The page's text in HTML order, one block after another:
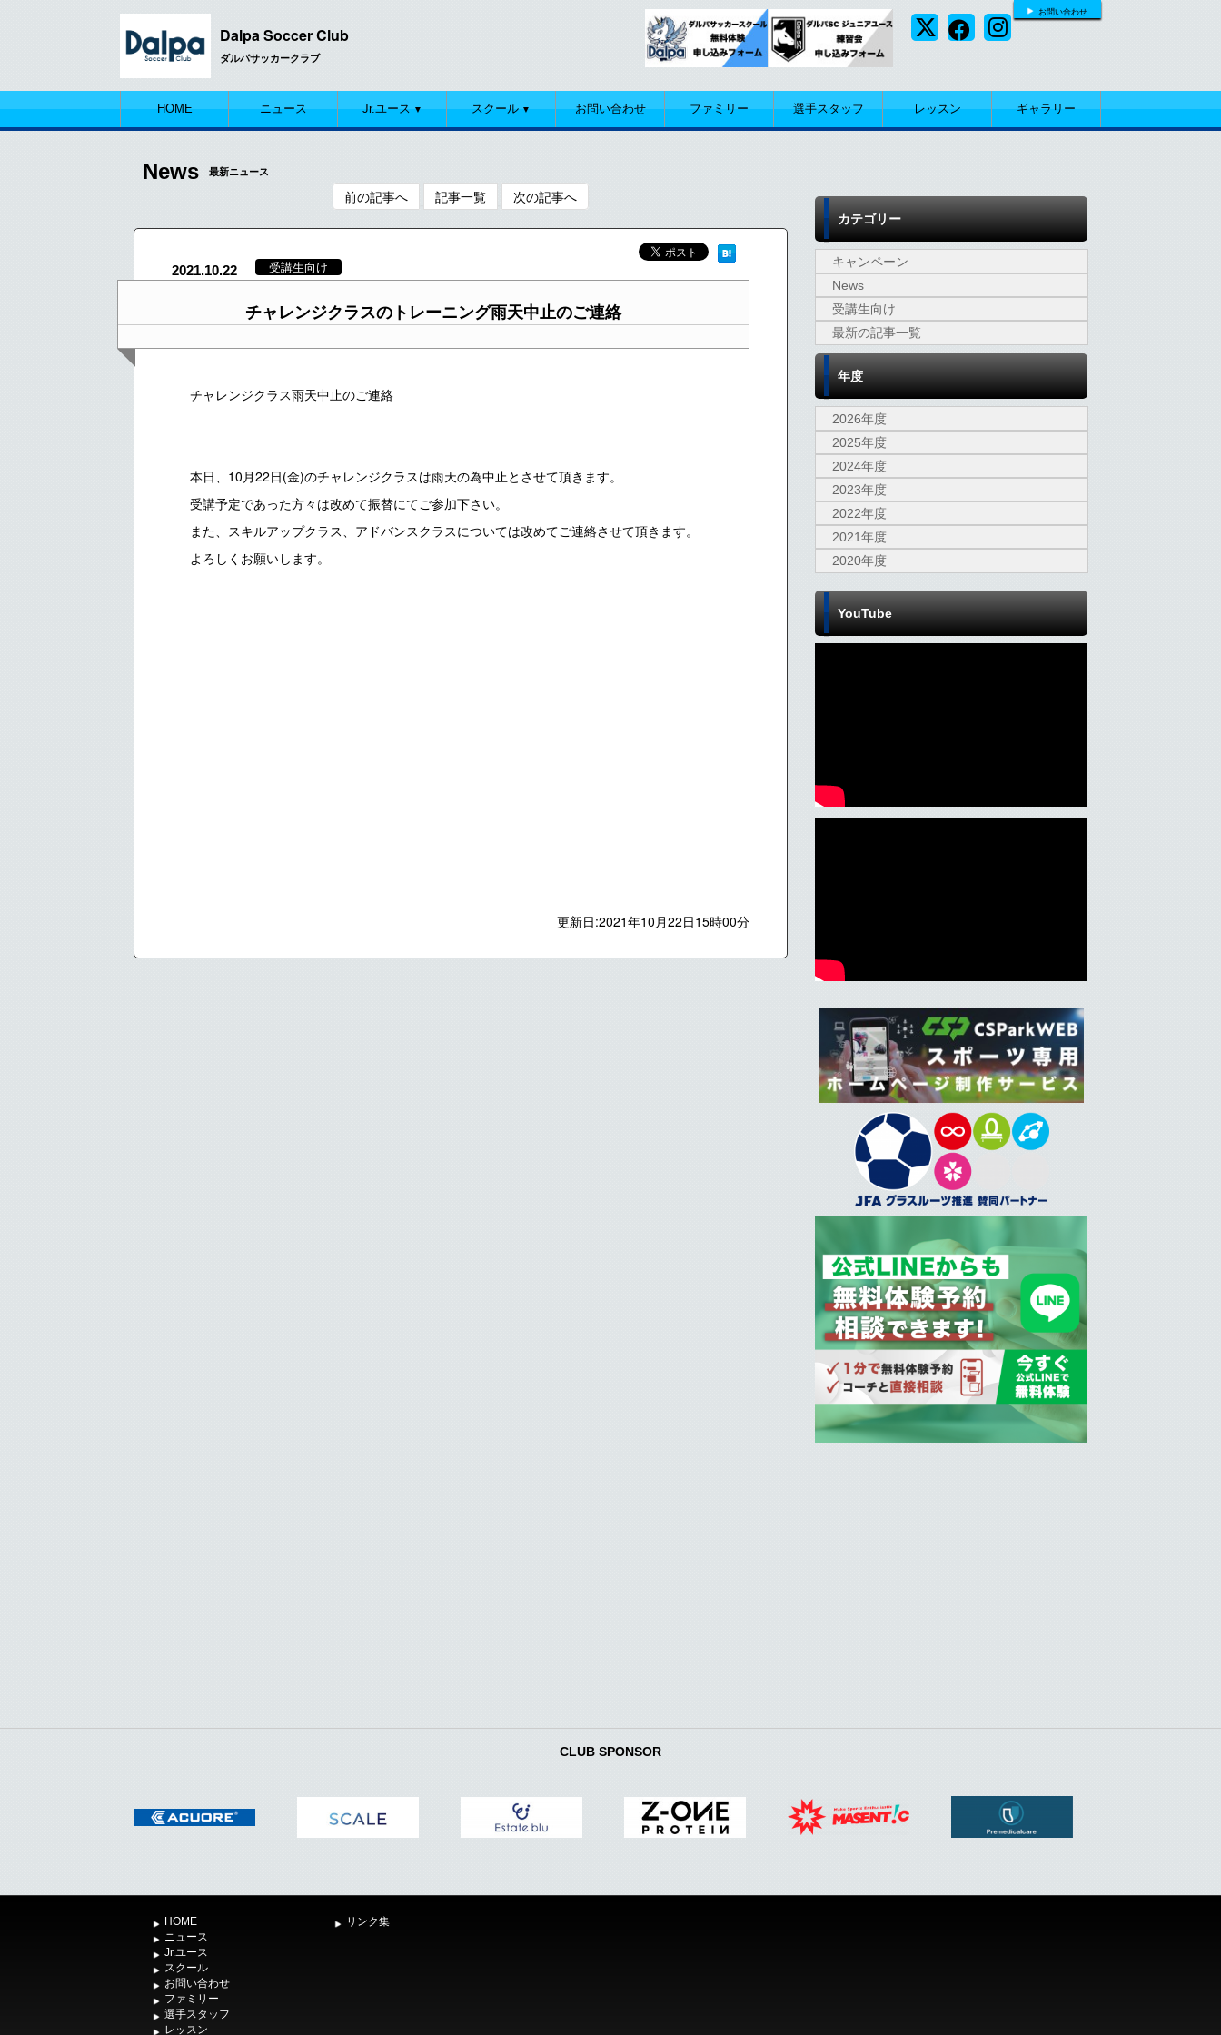
お問い合わせ
Dalpa Soccer Club
ダルパサッカークラブ
HOME ニュース Jr.ユース▼ スクール▼ お問い合わせ ファミリー 選手スタッフ レッスン ギャラリー
News 最新ニュース
前の記事へ 記事一覧 次の記事へ
2021.10.22 受講生向け
チャレンジクラスのトレーニング雨天中止のご連絡
チャレンジクラス雨天中止のご連絡
本日、10月22日(金)のチャレンジクラスは雨天の為中止とさせて頂きます。
受講予定であった方々は改めて振替にてご参加下さい。
また、スキルアップクラス、アドバンスクラスについては改めてご連絡させて頂きます。
よろしくお願いします。
更新日:2021年10月22日15時00分
カテゴリー
キャンペーン
News
受講生向け
最新の記事一覧
年度
2026年度
2025年度
2024年度
2023年度
2022年度
2021年度
2020年度
YouTube
CLUB SPONSOR
HOME
ニュース
Jr.ユース
スクール
お問い合わせ
ファミリー
選手スタッフ
レッスン
リンク集